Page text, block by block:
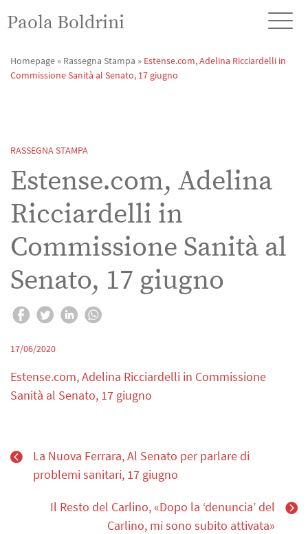
Paola Boldrini
Homepage » Rassegna Stampa » Estense.com, Adelina Ricciardelli in
Commissione Sanità al Senato, 17 giugno
RASSEGNA STAMPA
Estense.com, Adelina
Ricciardelli in
Commissione Sanità al
Senato, 17 giugno
17/06/2020
Estense.com, Adelina Ricciardelli in Commissione
Sanità al Senato, 17 giugno
La Nuova Ferrara, Al Senato per parlare di
problemi sanitari, 17 giugno
Il Resto del Carlino, «Dopo la ‘denuncia’ del
Carlino, mi sono subito attivata»